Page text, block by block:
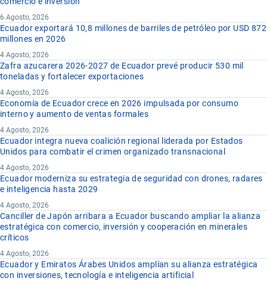
6 Agosto, 2026
Ecuador exportará 10,8 millones de barriles de petróleo por USD 872
millones en 2026
4 Agosto, 2026
Zafra azucarera 2026-2027 de Ecuador prevé producir 530 mil
toneladas y fortalecer exportaciones
4 Agosto, 2026
Economía de Ecuador crece en 2026 impulsada por consumo
interno y aumento de ventas formales
4 Agosto, 2026
Ecuador integra nueva coalición regional liderada por Estados
Unidos para combatir el crimen organizado transnacional
4 Agosto, 2026
Ecuador moderniza su estrategia de seguridad con drones, radares
e inteligencia hasta 2029
4 Agosto, 2026
Canciller de Japón arribara a Ecuador buscando ampliar la alianza
estratégica con comercio, inversión y cooperación en minerales
críticos
4 Agosto, 2026
Ecuador y Emiratos Árabes Unidos amplían su alianza estratégica
con inversiones, tecnología e inteligencia artificial